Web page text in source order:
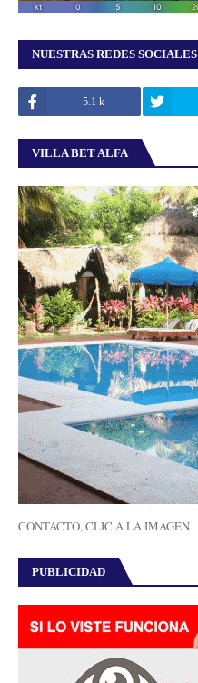
NUESTRAS REDES SOCIALES
5.1 k
VILLA BET ALFA
CONTACTO, CLIC A LA IMAGEN
PUBLICIDAD